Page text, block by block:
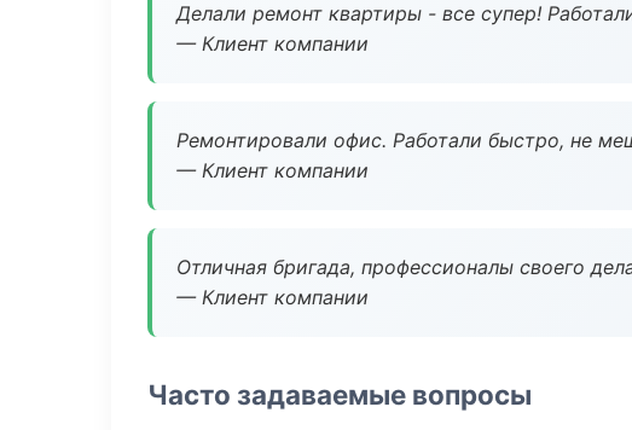
Делали ремонт квартиры - все супер!
— Клиент компании
Ремонтировали офис. Работали быстро, не
— Клиент компании
Отличная бригада, профессионалы своего
— Клиент компании
Часто задаваемые вопросы